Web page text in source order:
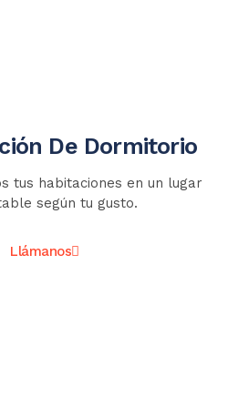
De Dormitorio
tus habitaciones en un lugar
según tu gusto.
Llámanos